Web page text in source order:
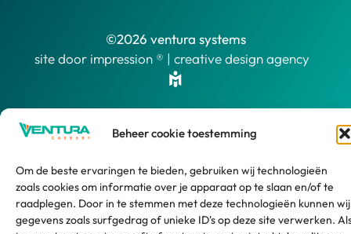
Beheer cookie toestemming
Om de beste ervaringen te bieden, gebruiken wij technologieën
zoals cookies om informatie over je apparaat op te slaan en/of te
raadplegen. Door in te stemmen met deze technologieën kunnen wij
gegevens zoals surfgedrag of unieke ID's op deze site verwerken.
©2026 ventura systems
site door impression ® | creative design agency